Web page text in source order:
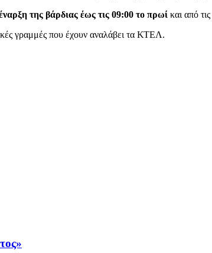
της βάρδιας έως τις 09:00 το πρωί και από τις
γραμμές που έχουν αναλάβει τα ΚΤΕΛ.